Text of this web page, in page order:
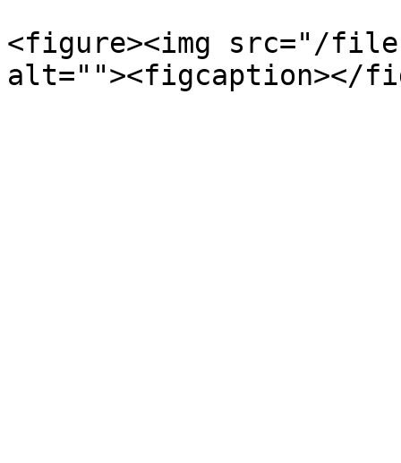
<figure><img src="/files/